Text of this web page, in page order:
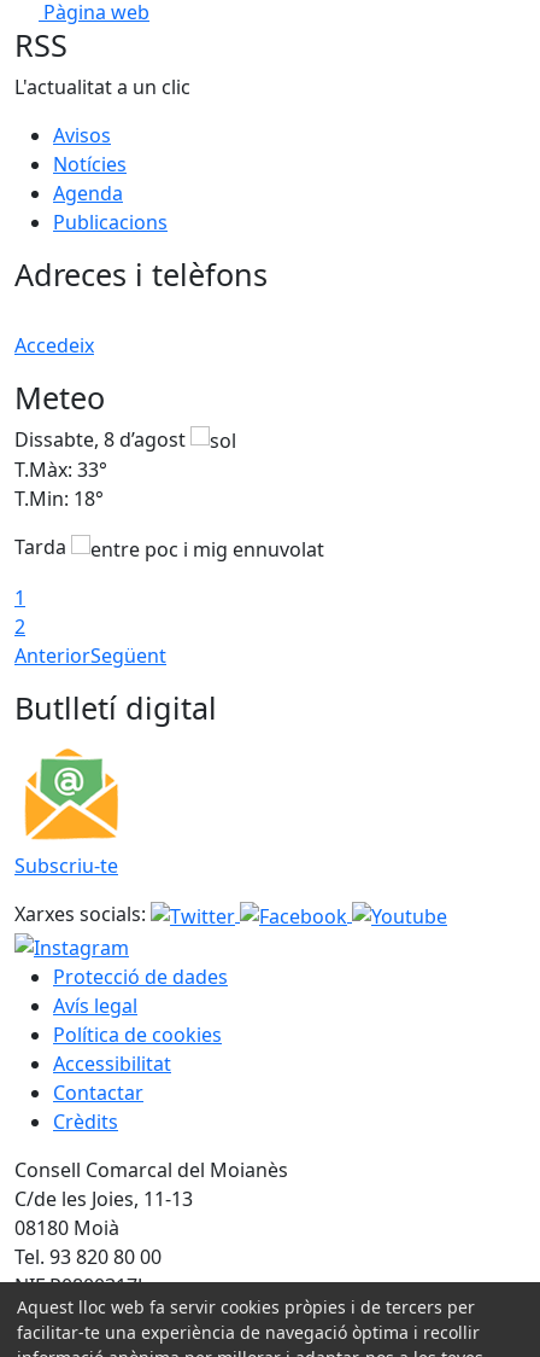
Pàgina web
RSS
L'actualitat a un clic
Avisos
Notícies
Agenda
Publicacions
Adreces i telèfons
Accedeix
Meteo
Dissabte, 8 d’agost
T.Màx: 33°
T.Min: 18°
Tarda
1
2
AnteriorSegüent
Butlletí digital
Subscriu-te
Xarxes socials:
Protecció de dades
Avís legal
Política de cookies
Accessibilitat
Contactar
Crèdits
Consell Comarcal del Moianès
C/de les Joies, 11-13
08180 Moià
Tel. 93 820 80 00
NIF P0800317J
Amb la col·laboració de:
Aquest lloc web fa servir cookies pròpies i de tercers per
facilitar-te una experiència de navegació òptima i recollir